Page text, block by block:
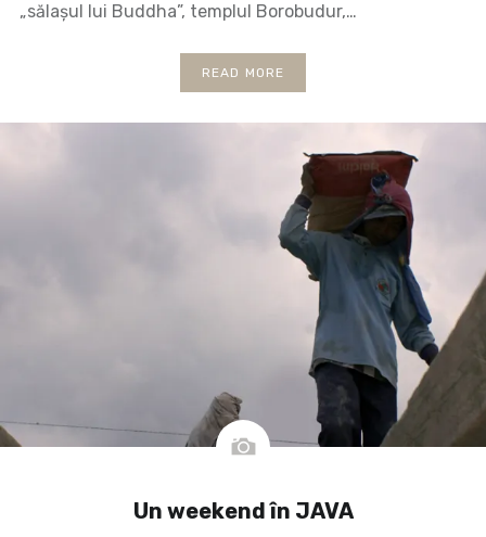
„sălașul lui Buddha”, templul Borobudur,…
READ MORE
Un weekend în JAVA